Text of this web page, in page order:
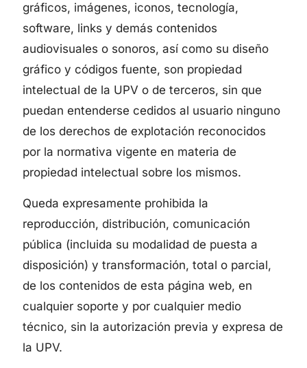
gráficos, imágenes, iconos, tecnología,
software, links y demás contenidos
audiovisuales o sonoros, así como su diseño
gráfico y códigos fuente, son propiedad
intelectual de la UPV o de terceros, sin que
puedan entenderse cedidos al usuario ninguno
de los derechos de explotación reconocidos
por la normativa vigente en materia de
propiedad intelectual sobre los mismos.
Queda expresamente prohibida la
reproducción, distribución, comunicación
pública (incluida su modalidad de puesta a
disposición) y transformación, total o parcial,
de los contenidos de esta página web, en
cualquier soporte y por cualquier medio
técnico, sin la autorización previa y expresa de
la UPV.